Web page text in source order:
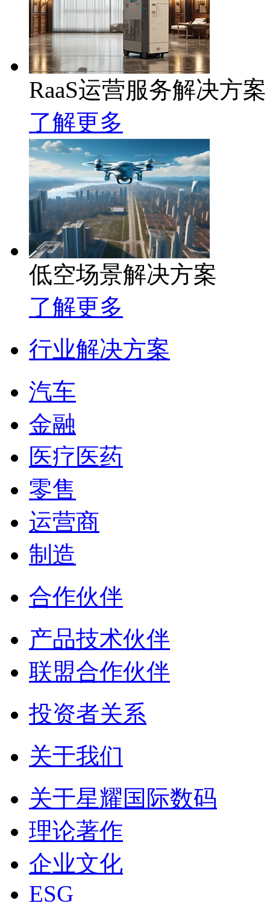
RaaS运营服务解决方案
了解更多
低空场景解决方案
了解更多
行业解决方案
汽车
金融
医疗医药
零售
运营商
制造
合作伙伴
产品技术伙伴
联盟合作伙伴
投资者关系
关于我们
关于星耀国际数码
理论著作
企业文化
ESG